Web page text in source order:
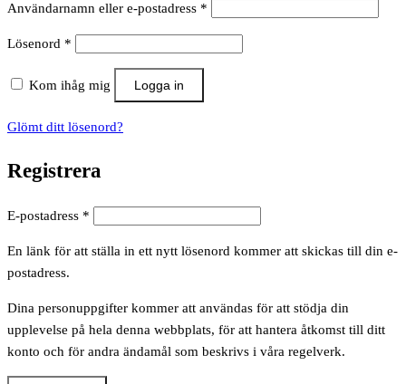
Användarnamn eller e-postadress *
Lösenord *
Kom ihåg mig Logga in
Glömt ditt lösenord?
Registrera
E-postadress *
En länk för att ställa in ett nytt lösenord kommer att skickas till din e-
postadress.
Dina personuppgifter kommer att användas för att stödja din
upplevelse på hela denna webbplats, för att hantera åtkomst till ditt
konto och för andra ändamål som beskrivs i våra regelverk.